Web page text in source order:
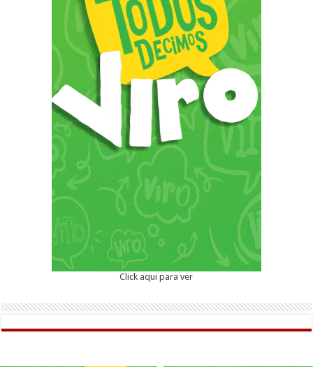
Click aqui para ver